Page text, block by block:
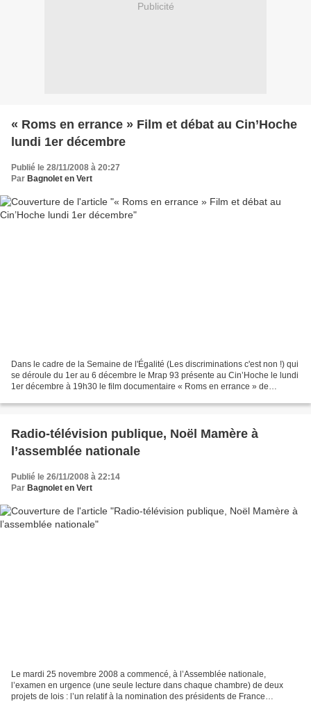
Publicité
« Roms en errance » Film et débat au Cin’Hoche
lundi 1er décembre
Publié le 28/11/2008 à 20:27
Par Bagnolet en Vert
Dans le cadre de la Semaine de l'Égalité (Les discriminations c'est non !) qui
se déroule du 1er au 6 décembre le Mrap 93 présente au Cin’Hoche le lundi
1er décembre à 19h30 le film documentaire « Roms en errance » de
Radio-télévision publique, Noël Mamère à
l’assemblée nationale
Publié le 26/11/2008 à 22:14
Par Bagnolet en Vert
Le mardi 25 novembre 2008 a commencé, à l’Assemblée nationale,
l’examen en urgence (une seule lecture dans chaque chambre) de deux
projets de lois : l’un relatif à la nomination des présidents de France